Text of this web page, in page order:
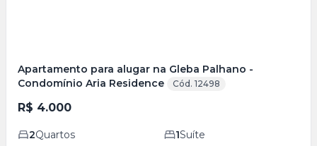
Apartamento para alugar na Gleba Palhano -
Condomínio Aria Residence
Cód. 12498
R$ 4.000
2Quartos 1Suíte